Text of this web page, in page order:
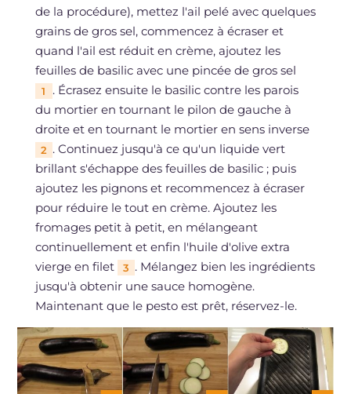
de la procédure), mettez l'ail pelé avec quelques
grains de gros sel, commencez à écraser et
quand l'ail est réduit en crème, ajoutez les
feuilles de basilic avec une pincée de gros sel
1
. Écrasez ensuite le basilic contre les parois
du mortier en tournant le pilon de gauche à
droite et en tournant le mortier en sens inverse
2 . Continuez jusqu'à ce qu'un liquide vert
brillant s'échappe des feuilles de basilic ; puis
ajoutez les pignons et recommencez à écraser
pour réduire le tout en crème. Ajoutez les
fromages petit à petit, en mélangeant
continuellement et enfin l'huile d'olive extra
vierge en filet
3 . Mélangez bien les ingrédients
jusqu'à obtenir une sauce homogène.
Maintenant que le pesto est prêt, réservez-le.